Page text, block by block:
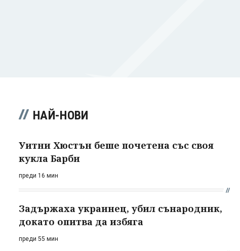
НАЙ-НОВИ
Уитни Хюстън беше почетена със своя
кукла Барби
преди 16 мин
Задържаха украинец, убил сънародник,
докато опитва да избяга
преди 55 мин